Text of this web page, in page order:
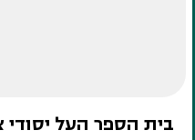
בית הספר העל